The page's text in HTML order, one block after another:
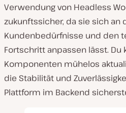
Verwendung von Headless
zukunftssicher, da sie sich an
Kundenbedürfnisse und den
Fortschritt anpassen lässt. Du
Komponenten mühelos
die Stabilität und
Plattform im Backend